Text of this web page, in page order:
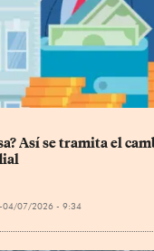
Así se tramita el
04/07/2026 - 9:34